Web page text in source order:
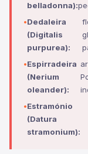
belladonna):
Dedaleira
(Digitalis
purpurea):
Espirradeira
(Nerium
oleander):
Estramónio
(Datura
stramonium):